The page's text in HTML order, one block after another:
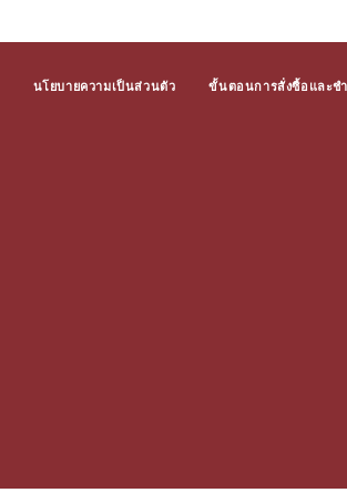
นโยบายความเป็นส่วนตัว ขั้นตอนการสั่งซื้อและช